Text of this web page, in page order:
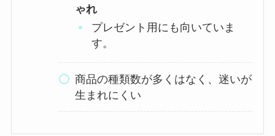
ゃれ
プレゼント用にも向いていま
す。
商品の種類数が多くはなく、迷いが
生まれにくい